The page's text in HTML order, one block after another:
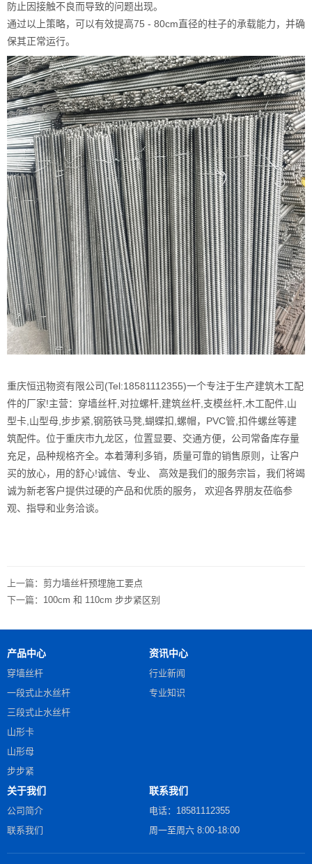
防止因接触不良而导致的问题出现。
通过以上策略，可以有效提高75 - 80cm直径的柱子的承载能力，并确
保其正常运行。
重庆恒迅物资有限公司(Tel:18581112355)一个专注于生产建筑木工配
件的厂家!主营：穿墙丝杆,对拉螺杆,建筑丝杆,支模丝杆,木工配件,山
型卡,山型母,步步紧,钢筋铁马凳,蝴蝶扣,螺帽，PVC管,扣件螺丝等建
筑配件。位于重庆市九龙区，位置显要、交通方便，公司常备库存量
充足，品种规格齐全。本着薄利多销，质量可靠的销售原则，让客户
买的放心，用的舒心!诚信、专业、 高效是我们的服务宗旨，我们将竭
诚为新老客户提供过硬的产品和优质的服务， 欢迎各界朋友莅临参
观、指导和业务洽谈。
上一篇： 剪力墙丝杆预埋施工要点
下一篇： 100cm 和 110cm 步步紧区别
产品中心
穿墙丝杆
一段式止水丝杆
三段式止水丝杆
山形卡
山形母
步步紧
资讯中心
行业新闻
专业知识
关于我们
公司简介
联系我们
联系我们
电话：18581112355
周一至周六 8:00-18:00